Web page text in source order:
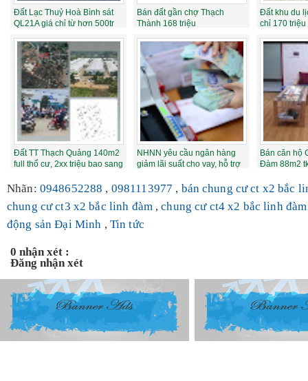
Đất Lạc Thuỷ Hoà Bình sát
QL21A giá chỉ từ hơn 500tr
Bán đất gần chợ Thạch
Thành 168 triệu
Đất khu du
chỉ 170
Đất TT Thạch Quảng 140m2
full thổ cư, 2xx triệu bao sang
NHNN yêu cầu ngân hàng
giảm lãi suất cho vay, hỗ trợ
Bán căn hộ
Đàm 88m2
Nhãn: 0948652288 , 0981113977 , bán chung cư ct x2 bắc
chung cư ct3 x2 bắc linh đàm ,chung cư ct4 x2 bắc linh
động sản Đại Minh , Tin tức
0 nhận xét :
Đăng nhận xét